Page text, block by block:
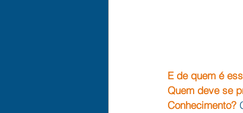
E de quem é
Quem deve se
Conhecimento?